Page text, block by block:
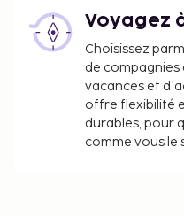
Vous devrez payer les
l’hébergement. Ces
taxes applicables :
Dépôt de garantie
Nous avons indiqué
l'hébergement nous a
Voyagez
Choisissez
de compagnies
vacances et
offre flexibilité
durables, pour
comme vous le